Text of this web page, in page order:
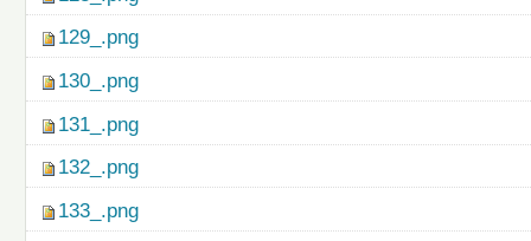
129_.png
130_.png
131_.png
132_.png
133_.png